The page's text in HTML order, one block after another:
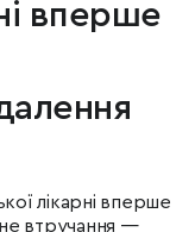
вперше
лікарні вперше
втручання —